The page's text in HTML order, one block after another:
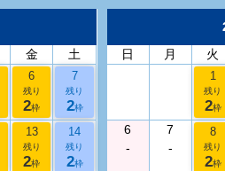
金
土
6
残り
2枠
7
残り
2枠
13
残り
2枠
14
残り
2枠
日
月 火
1
残り
2枠
6
-
7
-
8
残り
2枠